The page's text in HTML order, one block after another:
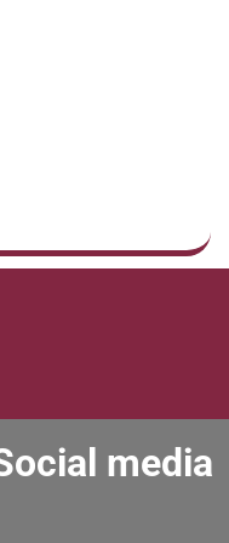
media